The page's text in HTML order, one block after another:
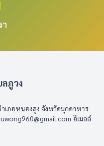
า
ภูวง
เภอหนองสูง จังหวัดมุกดาหาร
อีเมลล์